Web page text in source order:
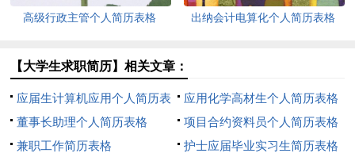
高级行政主管个人简历表格 出纳会计电算化个人简历表格
【大学生求职简历】相关文章：
应届生计算机应用个人简历表
格
应用化学高材生个人简历表格
董事长助理个人简历表格
项目合约资料员个人简历表格
兼职工作简历表格
护士应届毕业实习生简历表格